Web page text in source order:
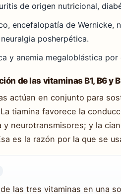
de origen nutricional,
encefalopatía de Wernicke,
posherpética.
y anemia megaloblástica por
de las vitaminas B1, B6 y
actúan en conjunto para
tiamina favorece la
y neurotransmisores; y la
es la razón por la que se
las tres vitaminas en una